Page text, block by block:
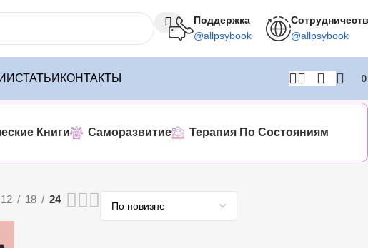
Поддержка
@allpsybook @allpsybook
СТАТЬИ КОНТАКТЫ
Книги Саморазвитие Терапия По Состояниям
12 18 24